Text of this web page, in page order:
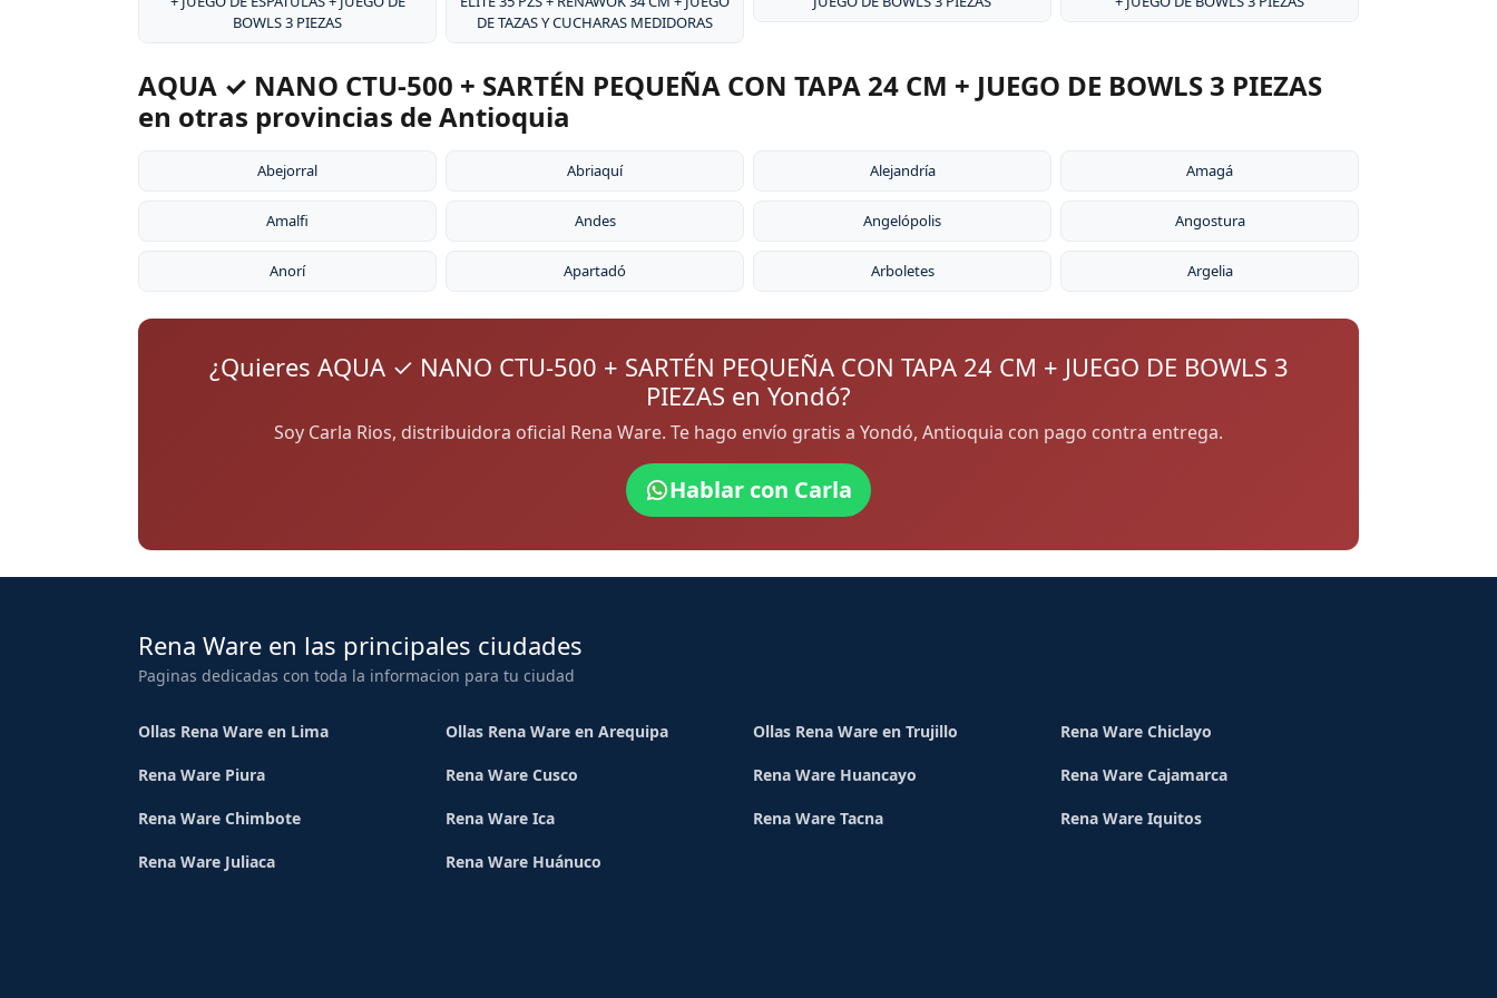
BOWLS 3 PIEZAS
DE TAZAS Y CUCHARAS MEDIDORAS
AQUA ✓ NANO CTU-500 + SARTÉN PEQUEÑA CON TAPA 24 CM + JUEGO DE BOWLS 3 PIEZAS
en otras provincias de Antioquia
Abejorral Abriaquí Alejandría Amagá
Amalfi Andes Angelópolis Angostura
Anorí Apartadó Arboletes Argelia
¿Quieres AQUA ✓ NANO CTU-500 + SARTÉN PEQUEÑA CON TAPA 24 CM + JUEGO DE BOWLS 3
PIEZAS en Yondó?
Soy Carla Rios, distribuidora oficial Rena Ware. Te hago envío gratis a Yondó, Antioquia con pago contra entrega.
Hablar con Carla
Rena Ware en las principales ciudades
Paginas dedicadas con toda la informacion para tu ciudad
Ollas Rena Ware en Lima Ollas Rena Ware en Arequipa Ollas Rena Ware en Trujillo Rena Ware Chiclayo
Rena Ware Piura Rena Ware Cusco Rena Ware Huancayo Rena Ware Cajamarca
Rena Ware Chimbote Rena Ware Ica Rena Ware Tacna Rena Ware Iquitos
Rena Ware Juliaca Rena Ware Huánuco